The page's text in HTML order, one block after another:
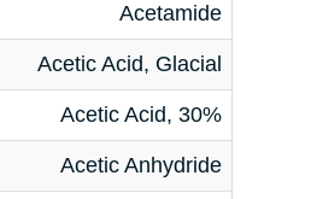
Acetamide
Acetic Acid, Glacial
Acetic Acid, 30%
Acetic Anhydride